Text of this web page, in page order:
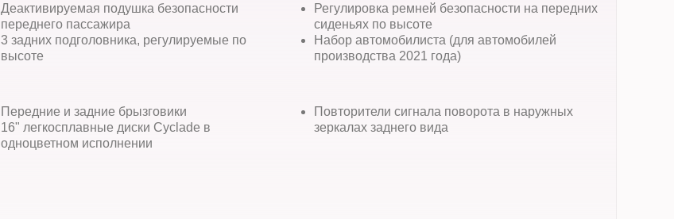
Деактивируемая подушка безопасности
переднего пассажира
3 задних подголовника, регулируемые по
высоте
Регулировка ремней безопасности на передних
сиденьях по высоте
Набор автомобилиста (для автомобилей
производства 2021 года)
Передние и задние брызговики
16" легкосплавные диски Cyclade в
одноцветном исполнении
Повторители сигнала поворота в наружных
зеркалах заднего вида